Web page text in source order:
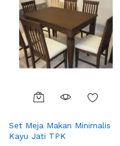
Set Meja Makan Minimalis
Kayu Jati TPK